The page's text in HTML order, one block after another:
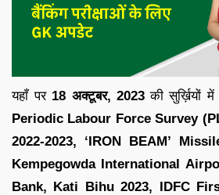
यहाँ पर18 अक्टूबर,2023 की सुर्ख़ियों
Periodic Labour Force Survey
2022-2023, ‘IRON BEAM’
Kempegowda International
Bank, Kati Bihu 2023, IDFC